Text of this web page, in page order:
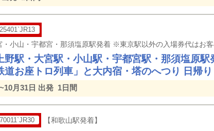
野駅・大宮駅・小山駅・宇都宮駅・那須塩原
道お座トロ列車」と大内宿・塔のへつり 日帰り
月31日 出発 1日間
【和歌山駅発着】